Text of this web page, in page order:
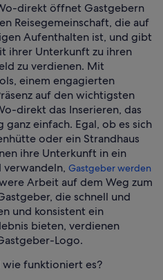
direkt öffnet Gastgebern
Reisegemeinschaft, die auf
Aufenthalten ist, und gibt
ihrer Unterkunft zu ihren
zu verdienen. Mit
einem engagierten
auf den wichtigsten
direkt das Inserieren, das
einfach. Egal, ob es sich
oder ein Strandhaus
ihre Unterkunft in ein
verwandeln, Gastgeber werden
Arbeit auf dem Weg zum
die schnell und
und konsistent ein
bieten, verdienen
Logo.
funktioniert es?